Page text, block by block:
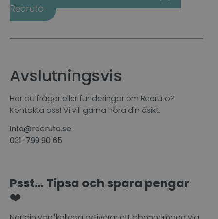
Recruto
Avslutningsvis
Har du frågor eller funderingar om Recruto?
Kontakta oss! Vi vill gärna höra din åsikt.
info@recruto.se
031-799 90 65
Psst… Tipsa och spara pengar
❤️